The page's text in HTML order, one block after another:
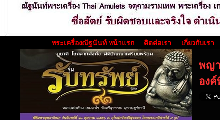
พระเครื่องณัฐนันท์ หน้าแรก ติดต่อเรา เกี่ยวกับเรา
พญา
องค์